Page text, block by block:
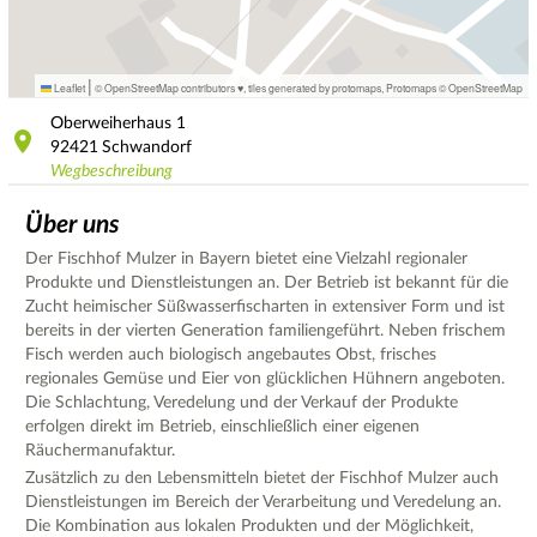
Leaflet | © OpenStreetMap contributors ♥, tiles generated by protomaps Protomaps©OpenStreetMap
Oberweiherhaus 1
92421 Schwandorf
Wegbeschreibung
Über uns
Der Fischhof Mulzer in Bayern bietet eine Vielzahl regionaler
Produkte und Dienstleistungen an. Der Betrieb ist bekannt für die
Zucht heimischer Süßwasserfischarten in extensiver Form und ist
bereits in der vierten Generation familiengeführt. Neben frischem
Fisch werden auch biologisch angebautes Obst, frisches
regionales Gemüse und Eier von glücklichen Hühnern angeboten.
Die Schlachtung, Veredelung und der Verkauf der Produkte
erfolgen direkt im Betrieb, einschließlich einer eigenen
Räuchermanufaktur.
Zusätzlich zu den Lebensmitteln bietet der Fischhof Mulzer auch
Dienstleistungen im Bereich der Verarbeitung und Veredelung an.
Die Kombination aus lokalen Produkten und der Möglichkeit,